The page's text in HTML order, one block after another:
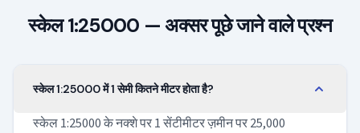
स्केल 1:25000 — अक्सर पूछे जाने वाले प्रश्न
स्केल 1:25000 में 1 सेमी कितने मीटर होता है?
स्केल 1:25000 के नक्शे पर 1 सेंटीमीटर ज़मीन पर 25,000